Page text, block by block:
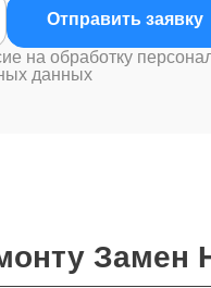
Отправить заявку
на обработку
данных
Замен